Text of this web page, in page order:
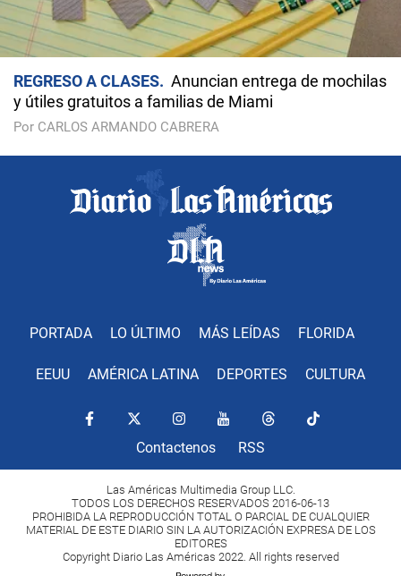
REGRESO A CLASES
Anuncian entrega de mochilas
y útiles gratuitos a familias de Miami
Por CARLOS ARMANDO CABRERA
PORTADA LO ÚLTIMO MÁS LEÍDAS FLORIDA
EEUU AMÉRICA LATINA DEPORTES CULTURA
Contactenos RSS
Las Américas Multimedia Group LLC.
TODOS LOS DERECHOS RESERVADOS 2016-06-13
PROHIBIDA LA REPRODUCCIÓN TOTAL O PARCIAL DE CUALQUIER
MATERIAL DE ESTE DIARIO SIN LA AUTORIZACIÓN EXPRESA DE LOS
EDITORES
Copyright Diario Las Américas 2022. All rights reserved